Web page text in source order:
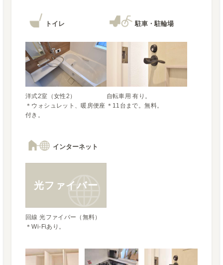
トイレ
洋式2室（女性2）
＊ウォシュレット、暖房便座
付き。
駐車・駐輪場
自転車用 有り。
＊11台まで。無料。
インターネット
光ファイバー
回線 光ファイバー（無料）
＊Wi-Fiあり。